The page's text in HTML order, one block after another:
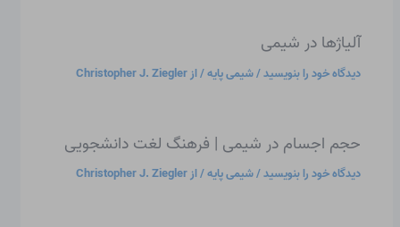
آلیاژها در شیمی
دیدگاه‌ خود را بنویسید/شیمی پایه/ ازChristopher J. Ziegler
حجم اجسام در شیمی | فرهنگ لغت دانشجویی
دیدگاه‌ خود را بنویسید/شیمی پایه/ ازChristopher J. Ziegler